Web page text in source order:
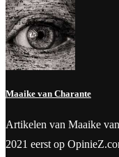
Maaike van Charante
Artikelen van Maaike
2021 eerst op